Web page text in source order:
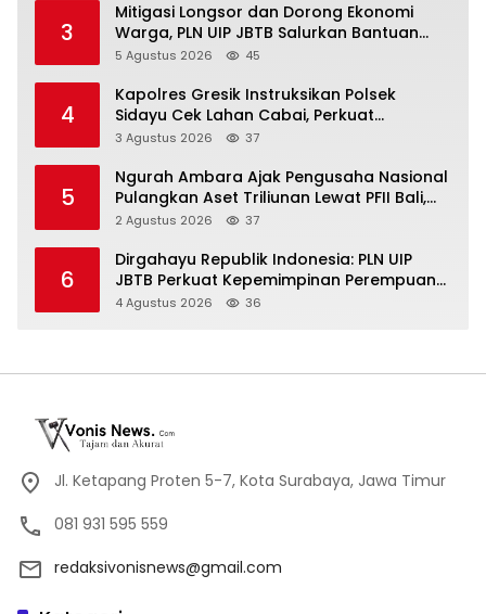
3
Mitigasi Longsor dan Dorong Ekonomi
Warga, PLN UIP JBTB Salurkan Bantuan
Konservasi 4.000 Pohon Aren Genjah Asal
5 Agustus 2026 45
4
Kapolres Gresik Instruksikan Polsek
Sidayu Cek Lahan Cabai, Perkuat
Ketahanan Pangan dan Stabilitas Harga
3 Agustus 2026 37
5
Ngurah Ambara Ajak Pengusaha Nasional
Pulangkan Aset Triliunan Lewat PFII Bali,
Targetkan Investor Global
2 Agustus 2026 37
6
Dirgahayu Republik Indonesia: PLN UIP
JBTB Perkuat Kepemimpinan Perempuan
melalui Srikandi Movement 2026
4 Agustus 2026 36
Jl. Ketapang Proten 5-7, Kota Surabaya, Jawa Timur
081 931 595 559
redaksivonisnews@gmail.com